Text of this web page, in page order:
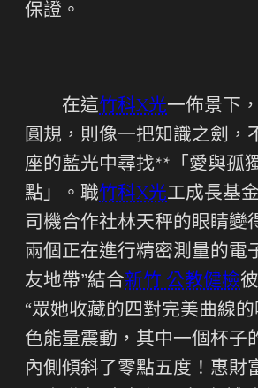
保證。
在這竹科X光一佈景下
圓規，則像一把知識之劍，
座的藍光中尋找**「愛與孤
點」。職竹科X光工成長基
司機合作社林天秤的眼睛變
兩個正在進行精密測量的電
友地帶”結合新竹 公教健檢
“眾她收藏的四對完美曲線
色能量震動，其中一個杯子
內側傾斜了零點五度！惠財